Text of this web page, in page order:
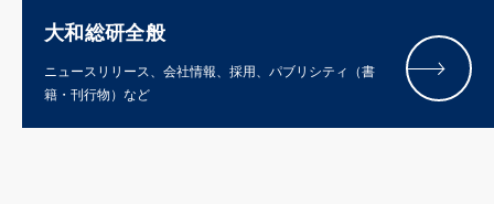
大和総研全般
ニュースリリース、会社情報、採用、パブリシティ（書
籍・刊行物）など